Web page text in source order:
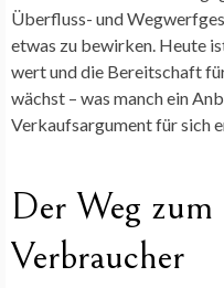
Überfluss- und
etwas zu bewirken. Heute
wert und die Bereitschaft
wächst – was manch ein
Verkaufsargument für sich
Der Weg zum
Verbraucher